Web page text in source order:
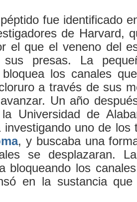
fue identificado
de Harvard,
el que el veneno del
sus presas. La
bloquea los canales
a través de sus
Un año
Universidad de
investigando uno de los
, y buscaba una
se desplazaran.
bloqueando los
en la sustancia